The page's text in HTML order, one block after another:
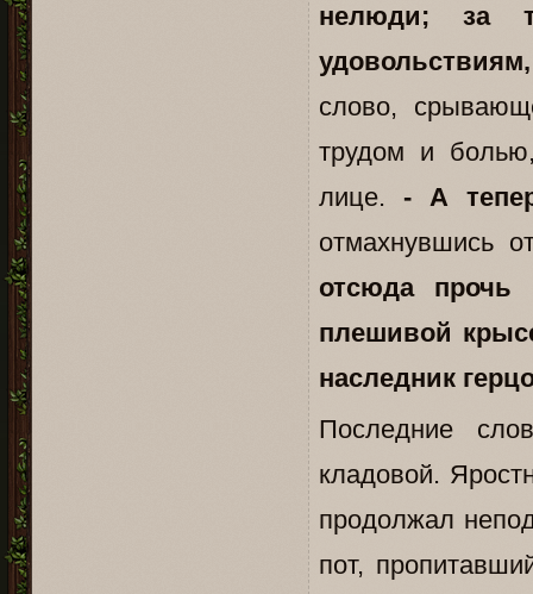
нелюди; за
слово,
трудом и
лице. - А
отмахнувшись
отсюда прочь
плешивой
наследник
Последние
кладовой.
продолжал
пот,